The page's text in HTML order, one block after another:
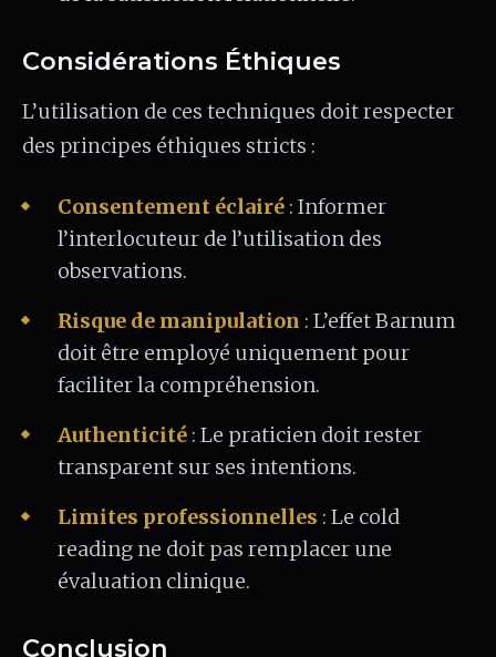
Considérations Éthiques
L’utilisation de ces techniques doit respecter
des principes éthiques stricts :
Consentement éclairé : Informer
l’interlocuteur de l’utilisation des
observations.
Risque de manipulation : L’effet Barnum
doit être employé uniquement pour
faciliter la compréhension.
Authenticité : Le praticien doit rester
transparent sur ses intentions.
Limites professionnelles : Le cold
reading ne doit pas remplacer une
évaluation clinique.
Conclusion